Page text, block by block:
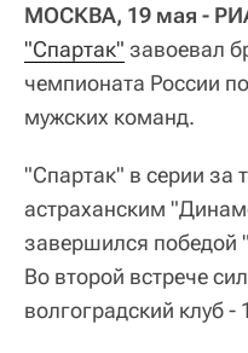
МОСКВА, 19 мая -
"Спартак" завоевал
чемпионата России
мужских команд.
"Спартак" в серии за
астраханским
завершился победой
Во второй встрече
волгоградский клуб -